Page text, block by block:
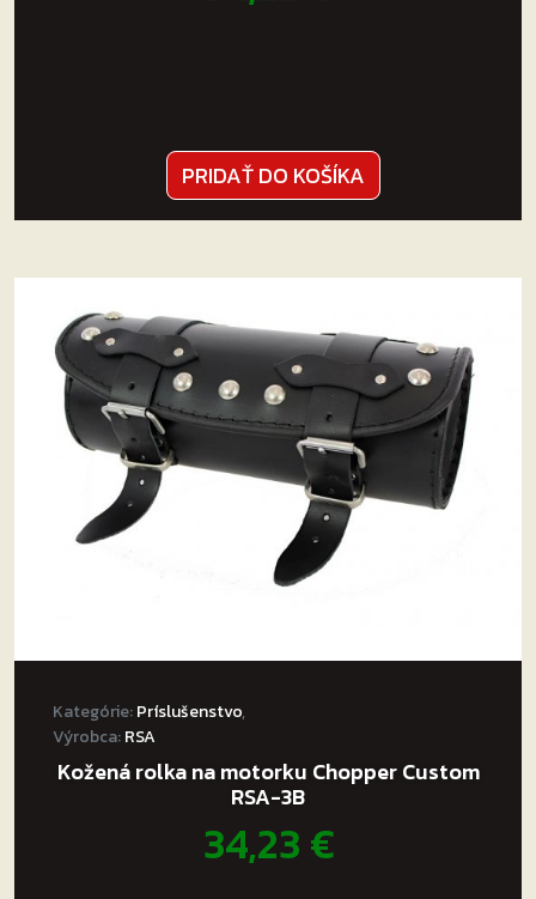
PRIDAŤ DO KOŠÍKA
Kategórie:Príslušenstvo,
Výrobca:RSA
Kožená rolka na motorku Chopper Custom
RSA-3B
34,23€